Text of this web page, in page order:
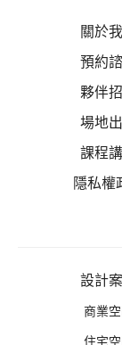
關於
預約
夥伴
場地
課程
隱私權
設計
商業
住宅